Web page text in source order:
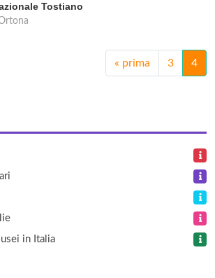
Tostiano
« prima 3 4
in Italia